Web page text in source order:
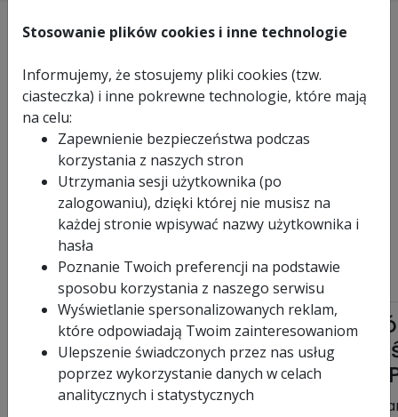
Stosowanie plików cookies i inne technologie
Informujemy, że stosujemy pliki cookies (tzw.
ciasteczka) i inne pokrewne technologie, które mają
na celu:
Zapewnienie bezpieczeństwa podczas
korzystania z naszych stron
Utrzymania sesji użytkownika (po
zalogowaniu), dzięki której nie musisz na
każdej stronie wpisywać nazwy użytkownika i
hasła
Poznanie Twoich preferencji na podstawie
sposobu korzystania z naszego serwisu
Wyświetlanie spersonalizowanych reklam,
które odpowiadają Twoim zainteresowaniom
Ulepszenie świadczonych przez nas usług
poprzez wykorzystanie danych w celach
analitycznych i statystycznych
Noże taśmowe produkcji Fabryki Narzędzi GLOB, są
wykonane z wysokiej jakości stali wysokowęglowej o
twardości 43-45 HRC.
Do produkcji noży taśmowych użyta jest tylko
najlepsza stal od dostawców z Niemiec, Szwecji i
Włoch.
Noże taśmowe zgrzewamy we własnej, nowoczesnej
zgrzewalni na zgrzewarkach numerycznych firmy IDEAL.
Wieloletnie doświadczenie w produkcji noży
taśmowych gwarantuje Państwu wysoką jakość
oferowanych noży, fachowe doradztwo i zadowolenie
z otrzymanego produktu.